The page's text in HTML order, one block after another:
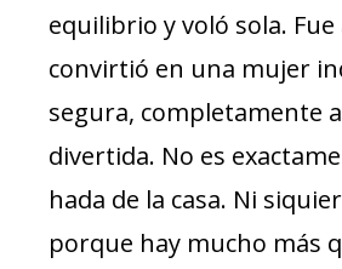
equilibrio y voló sola. Fue
convirtió en una mujer
segura, completamente
divertida. No es
hada de la casa. Ni
porque hay mucho más